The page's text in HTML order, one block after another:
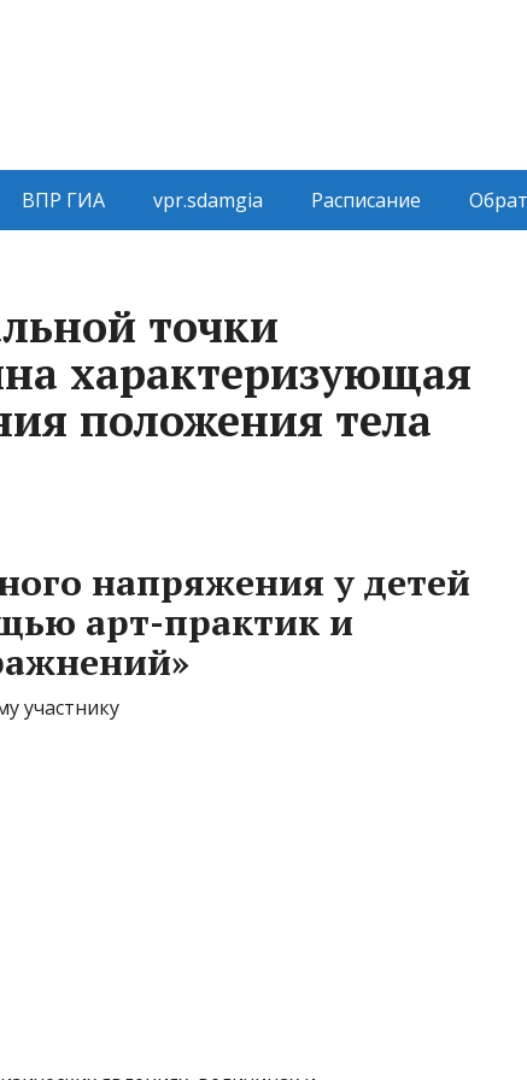
ВПР ГИА vpr.sdamgia Расписание
точки
характеризующая
положения тела
напряжения у детей
арт-практик и
участнику